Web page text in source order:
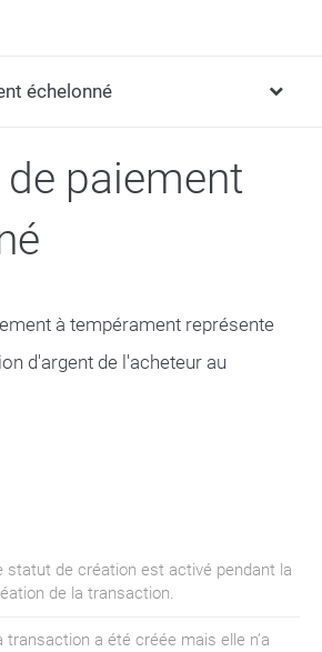
échelonné
paiement
à tempérament représente
d'argent de l'acheteur au
statut de création est activé pendant la
de la transaction.
transaction a été créée mais elle n’a